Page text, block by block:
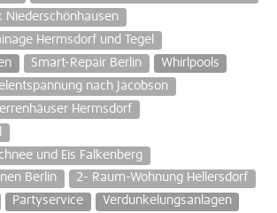
Niederschönhausen
Hermsdorf und Tegel
Smart-Repair Berlin
Whirlpools
nach Jacobson
Hermsdorf
und Eis Falkenberg
Berlin
2- Raum-Wohnung Hellersdorf
Partyservice
Verdunkelungsanlagen